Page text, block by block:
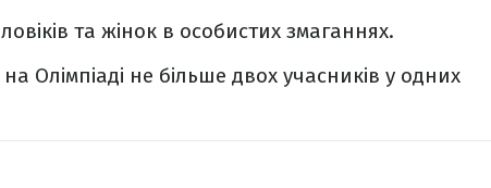
та жінок в особистих змаганнях.
Олімпіаді не більше двох учасників у одних